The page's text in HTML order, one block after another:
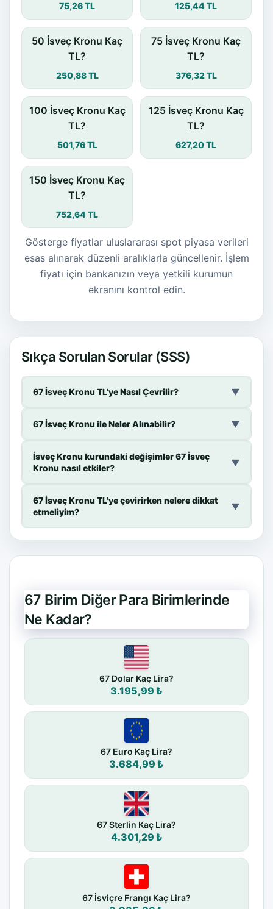
75,26 TL 125,44 TL
50 İsveç Kronu Kaç
TL?
250,88 TL
75 İsveç Kronu Kaç
TL?
376,32 TL
100 İsveç Kronu Kaç
TL?
501,76 TL
125 İsveç Kronu Kaç
TL?
627,20 TL
150 İsveç Kronu Kaç
TL?
752,64 TL
Gösterge fiyatlar uluslararası spot piyasa verileri
esas alınarak düzenli aralıklarla güncellenir. İşlem
fiyatı için bankanızın veya yetkili kurumun
ekranını kontrol edin.
Sıkça Sorulan Sorular (SSS)
67 İsveç Kronu TL'ye Nasıl Çevrilir? ▼
67 İsveç Kronu ile Neler Alınabilir? ▼
İsveç Kronu kurundaki değişimler 67 İsveç
Kronu nasıl etkiler?
▼
67 İsveç Kronu TL'ye çevirirken nelere dikkat
etmeliyim?
▼
67 Birim Diğer Para Birimlerinde
Ne Kadar?
67 Dolar Kaç Lira?
3.195,99 ₺
67 Euro Kaç Lira?
3.684,99 ₺
67 Sterlin Kaç Lira?
4.301,29 ₺
67 İsviçre Frangı Kaç Lira?